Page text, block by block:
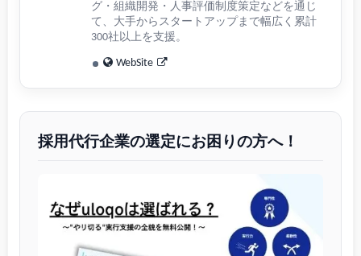
グ・組織開発・人事評価制度策定などを通じ
て、大手からスタートアップまで幅広く累計
300社以上を支援。
WebSite
採用代行企業の選定にお困りの方へ！